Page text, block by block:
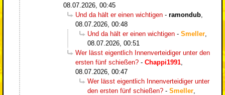
08.07.2026, 00:45
Und da hält er einen wichtigen - ramondub
08.07.2026, 00:48
Und da hält er einen wichtigen - Smeller
08.07.2026, 00:51
Wer lässt eigentlich Innenverteidiger unter den
ersten fünf schießen? - Chappi1991
08.07.2026, 00:47
Wer lässt eigentlich Innenverteidiger unter
den ersten fünf schießen? - Smeller